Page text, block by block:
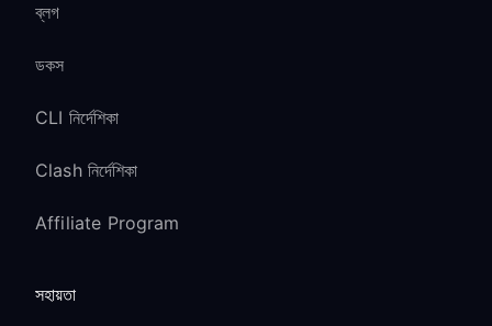
ব্লগ
ডকস
CLI নির্দেশিকা
Clash নির্দেশিকা
Affiliate Program
সহায়তা